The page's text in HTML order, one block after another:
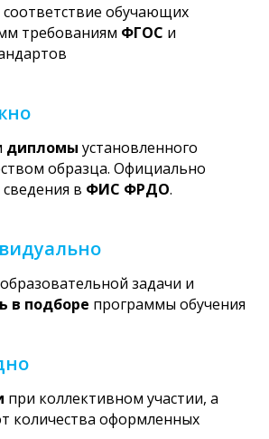
обучающих
требованиям ФГОС и
дипломы установленного
образца. Официально
в ФИС ФРДО.
задачи и
в подборе программы обучения
при коллективном участии, а
количества оформленных